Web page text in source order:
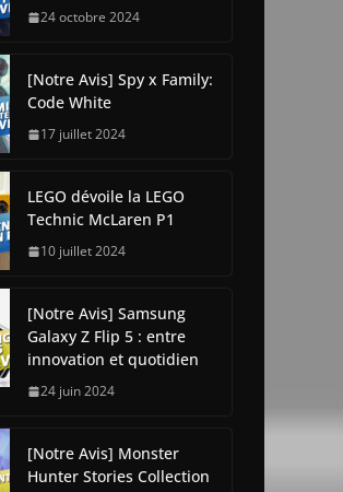
24 octobre 2024
[Notre Avis] Spy x Family:
Code White
17 juillet 2024
LEGO dévoile la LEGO
Technic McLaren P1
10 juillet 2024
[Notre Avis] Samsung
Galaxy Z Flip 5 : entre
innovation et quotidien
24 juin 2024
[Notre Avis] Monster
Hunter Stories Collection